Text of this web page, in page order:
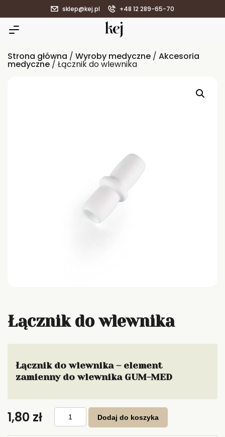
sklep@kej.pl +48 12 289-65-70
Strona główna / Wyroby medyczne / Akcesoria
medyczne / Łącznik do wlewnika
Łącznik do wlewnika
Łącznik do wlewnika – element
zamienny do wlewnika GUM-MED
1,80 zł ilość
Łącznik
wlewnika
Dodaj do koszyka